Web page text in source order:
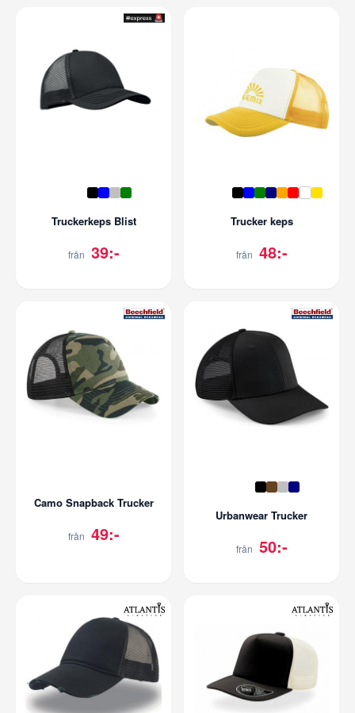
Truckerkeps Blist
från 39:-
Trucker keps
från 48:-
Camo Snapback Trucker
från 49:-
Urbanwear Trucker
från 50:-